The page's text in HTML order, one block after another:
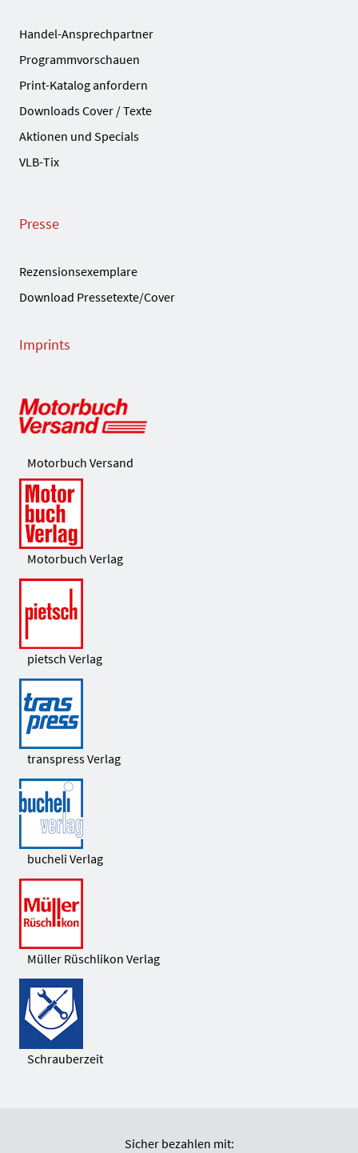
Handel-Ansprechpartner
Programmvorschauen
Print-Katalog anfordern
Downloads Cover / Texte
Aktionen und Specials
VLB-Tix
Presse
Rezensionsexemplare
Download Pressetexte/Cover
Imprints
Motorbuch Versand
Motorbuch Verlag
pietsch Verlag
transpress Verlag
bucheli Verlag
Müller Rüschlikon Verlag
Schrauberzeit
Sicher bezahlen mit: